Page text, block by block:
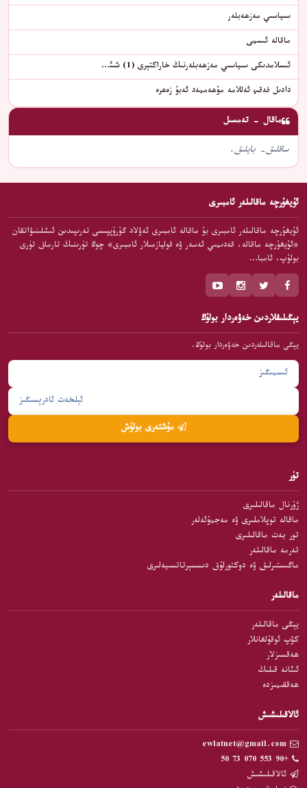
سىياسىي مەزھەبلەر
ماقالە ئىسمى
ئىسلامدىكى سىياسىي مەزھەبلەرنىڭ خاراكتېرى (1) شىئ…
دادىل فەقىھ ئەللامە مۇھەممەد ئەبۇ زەھرە
ماقال - تەمسىل
ساقلىق- بايلىق.
ئۇيغۇرچە ماقالىلەر ئامبىرى
ئۇيغۇرچە ماقالىلەر ئامبىرى بۇ ماقالە ئامبىرى ئەۋلاد گۇرۇپپىسى تەرىپىدىن ئىشلىنىۋاتقان
«ئۇيغۇرچە ماقالە، قەدىمىي ئەسەر ۋە قوليازمىلار ئامبىرى» چوڭ تۈرىنىڭ تارماق تۈرى
بولۇپ، ئامبا…
يېڭىلىقلاردىن خەۋەردار بولۇڭ
يېڭى ماقالىلەردىن خەۋەردار بولۇڭ.
تۈر
ژۇرنال ماقالىلىرى
ماقالە توپلاملىرى ۋە مەجمۇئەلەر
تور بەت ماقالىلىرى
تەرمە ماقالىلەر
ماگىستىرلىق ۋە دوكتورلۇق دىسسېرتاتسىيەلىرى
ماقالىلەر
يېڭى ماقالىلەر
كۆپ ئوقۇلغانلار
ھەقسىزلار
ئىئانە قىلىڭ
ھەققىمىزدە
ئالاقىلىشىش
+90 553 070 73 50
ئالاقىلىشىش